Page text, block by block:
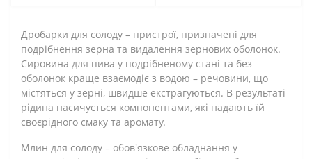
Дробарки для солоду – пристрої, призначені для
подрібнення зерна та видалення зернових оболонок.
Сировина для пива у подрібненому стані та без
оболонок краще взаємодіє з водою – речовини, що
містяться у зерні, швидше екстрагуються. В результаті
рідина насичується компонентами, які надають їй
своєрідного смаку та аромату.
Млин для солоду – обов'язкове обладнання у